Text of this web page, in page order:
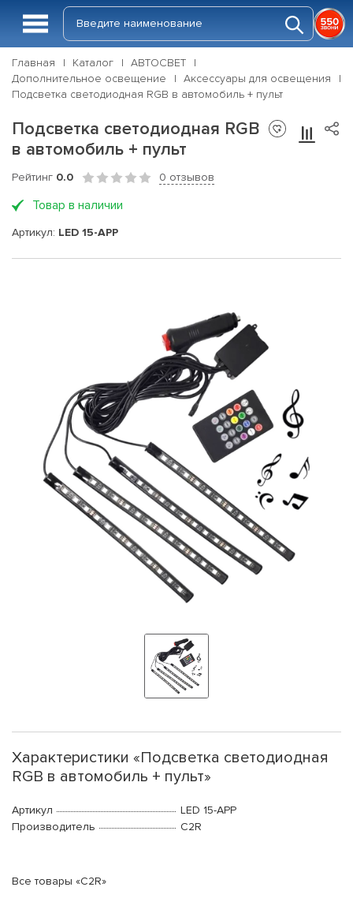
Главная Каталог
АВТОСВЕТ
Дополнительное освещение
Аксессуары для освещения
Подсветка светодиодная RGB в автомобиль + пульт
Подсветка светодиодная RGB
в автомобиль + пульт
Рейтинг 0.0 0 отзывов
Товар в наличии
Артикул: LED 15-APP
Характеристики «Подсветка светодиодная
RGB в автомобиль + пульт»
Артикул
LED 15-APP
Производитель
C2R
Все товары «C2R»